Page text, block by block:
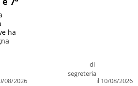
08/2026
ha
di
segreteria
il 10/08/2026